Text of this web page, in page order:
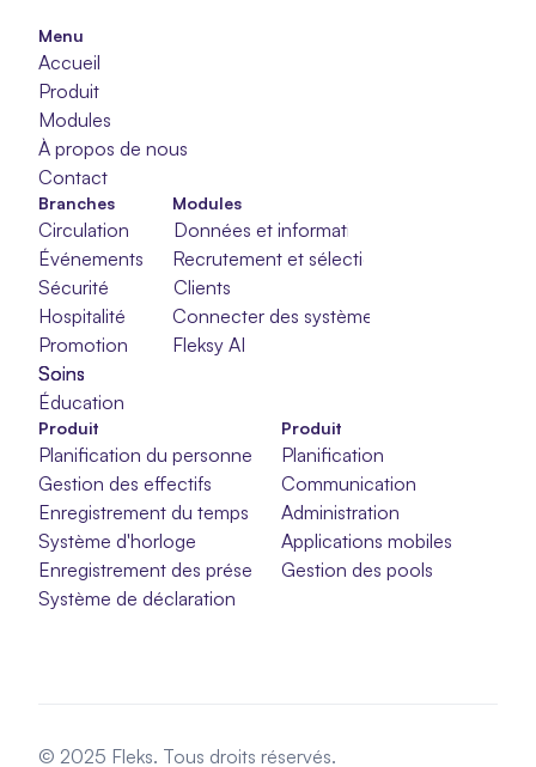
Menu
Accueil
Produit
Modules
À propos de nous
Contact
Modules
Données et informations
Recrutement et sélection
Clients
Connecter des systèmes
Fleksy AI
Branches
Circulation
Événements
Sécurité
Hospitalité
Promotion
Soins
Soins
Soins
Éducation
Produit
Planification du personnel
Gestion des effectifs
Enregistrement du temps
Système d'horloge
Enregistrement des présences
Système de déclaration
Planification
Communication
Administration
Applications mobiles
Gestion des pools
Produit
© 2025 Fleks. Tous droits réservés.